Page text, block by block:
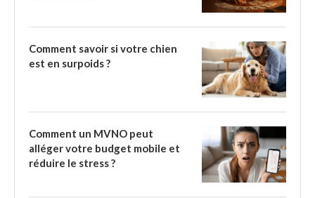
Comment savoir si votre chien
est en surpoids ?
Comment un MVNO peut
alléger votre budget mobile et
réduire le stress ?